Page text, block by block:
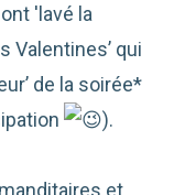
ont 'lavé la
Valentines’ qui
de la soirée*
).
et